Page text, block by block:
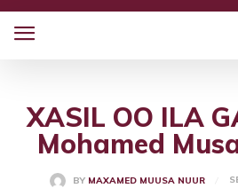
XASIL OO ILA
Mohamed
BY MAXAMED MUUSA NUUR